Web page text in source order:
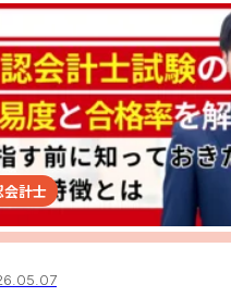
会計士